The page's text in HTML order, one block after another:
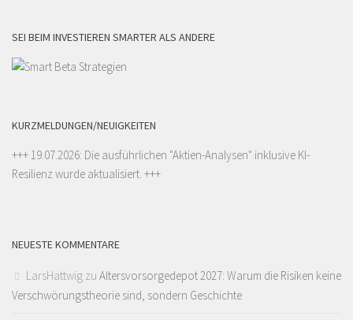
SEI BEIM INVESTIEREN SMARTER ALS ANDERE
KURZMELDUNGEN/NEUIGKEITEN
+++ 19.07.2026: Die ausführlichen "Aktien-Analysen" inklusive KI-
Resilienz wurde aktualisiert. +++
NEUESTE KOMMENTARE
LarsHattwig zu Altersvorsorgedepot 2027: Warum die Risiken keine
Verschwörungstheorie sind, sondern Geschichte